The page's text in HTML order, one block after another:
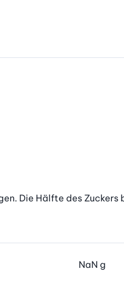
Die Hälfte des
NaN g